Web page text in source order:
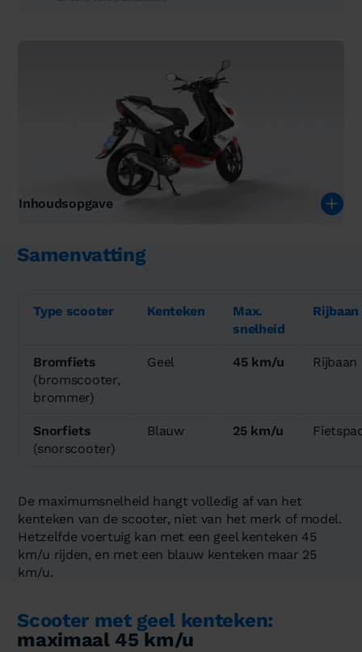
Inhoudsopgave
Samenvatting
Type scooter Kenteken
Max.
snelheid
Rijbaan
Bromfiets
(bromscooter,
brommer)
Geel 45 km/u Rijbaan
Snorfiets
(snorscooter)
Blauw 25 km/u
De maximumsnelheid hangt volledig af van het
kenteken van de scooter, niet van het merk of model.
Hetzelfde voertuig kan met een geel kenteken 45
km/u rijden, en met een blauw kenteken maar 25
km/u.
Scooter met geel kenteken:
maximaal 45 km/u